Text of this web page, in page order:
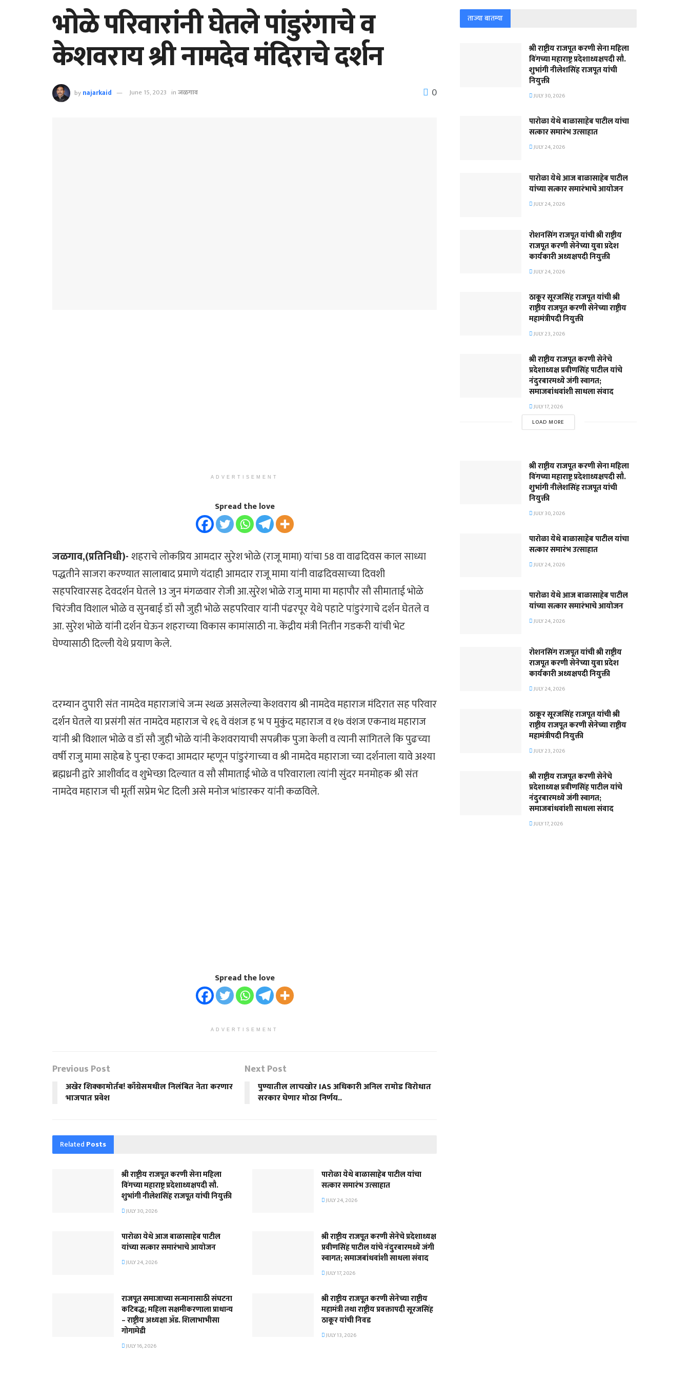
भोळे परिवारांनी घेतले पांडुरंगाचे व
केशवराय श्री नामदेव मंदिराचे दर्शन
bynajarkaid June 15, 2023 inजळगाव 0
ADVERTISEMENT
Spread the love
जळगाव,(प्रतिनिधी)-शहराचे लोकप्रिय आमदार सुरेश भोळे (राजू मामा) यांचा 58 वा वाढदिवस काल साध्या
पद्धतीने साजरा करण्यात सालाबाद प्रमाणे यंदाही आमदार राजू मामा यांनी वाढदिवसाच्या दिवशी
सहपरिवारसह देवदर्शन घेतले 13 जुन मंगळवार रोजी आ.सुरेश भोळे राजु मामा मा महापौर सौ सीमाताई भोळे
चिरंजीव विशाल भोळे व सुनबाई डॉ सौ जुही भोळे सहपरिवार यांनी पंढरपूर येथे पहाटे पांडुरंगाचे दर्शन घेतले व
आ. सुरेश भोळे यांनी दर्शन घेऊन शहराच्या विकास कामांसाठी ना. केंद्रीय मंत्री नितीन गडकरी यांची भेट
घेण्यासाठी दिल्ली येथे प्रयाण केले.
दरम्यान दुपारी संत नामदेव महाराजांचे जन्म स्थळ असलेल्या केशवराय श्री नामदेव महाराज मंदिरात सह परिवार
दर्शन घेतले या प्रसंगी संत नामदेव महाराज चे १६ वे वंशज ह भ प मुकुंद महाराज व १७ वंशज एकनाथ महाराज
यांनी श्री विशाल भोळे व डॉ सौ जुही भोळे यांनी केशवरायाची सपत्नीक पुजा केली व त्यानी सांगितले कि पुढच्या
वर्षी राजु मामा साहेब हे पुन्हा एकदा आमदार म्हणून पांडुरंगाच्या व श्री नामदेव महाराजा च्या दर्शनाला यावे अश्या
ब्रह्मध्रनी द्वारे आशीर्वाद व शुभेच्छा दिल्यात व सौ सीमाताई भोळे व परिवाराला त्यांनी सुंदर मनमोहक श्री संत
नामदेव महाराज ची मूर्ती सप्रेम भेट दिली असे मनोज भांडारकर यांनी कळविले.
Spread the love
ADVERTISEMENT
Previous Post
अखेर शिक्कामोर्तब! काँग्रेसमधील निलंबित नेता करणार
भाजपात प्रवेश
Next Post
पुण्यातील लाचखोर IAS अधिकारी अनिल रामोड विरोधात
सरकार घेणार मोठा निर्णय..
Related Posts
श्री राष्ट्रीय राजपूत करणी सेना महिला
विंगच्या महाराष्ट्र प्रदेशाध्यक्षपदी सौ.
शुभांगी नीलेशसिंह राजपूत यांची नियुक्ती
JULY 30, 2026
पारोळा येथे बाळासाहेब पाटील यांचा
सत्कार समारंभ उत्साहात
JULY 24, 2026
पारोळा येथे आज बाळासाहेब पाटील
यांच्या सत्कार समारंभाचे आयोजन
JULY 24, 2026
श्री राष्ट्रीय राजपूत करणी सेनेचे प्रदेशाध्यक्ष
प्रवीणसिंह पाटील यांचे नंदुरबारमध्ये जंगी
स्वागत; समाजबांधवांशी साधला संवाद
JULY 17, 2026
राजपूत समाजाच्या सन्मानासाठी संघटना
कटिबद्ध; महिला सक्षमीकरणाला प्राधान्य
– राष्ट्रीय अध्यक्षा ॲड. शिलाभाभीसा
गोगामेडी
JULY 16, 2026
श्री राष्ट्रीय राजपूत करणी सेनेच्या राष्ट्रीय
महामंत्री तथा राष्ट्रीय प्रवक्तापदी सूरजसिंह
ठाकूर यांची निवड
JULY 13, 2026
ताज्या बातम्या
श्री राष्ट्रीय राजपूत करणी सेना महिला
विंगच्या महाराष्ट्र प्रदेशाध्यक्षपदी सौ.
शुभांगी नीलेशसिंह राजपूत यांची
नियुक्ती
JULY 30, 2026
पारोळा येथे बाळासाहेब पाटील यांचा
सत्कार समारंभ उत्साहात
JULY 24, 2026
पारोळा येथे आज बाळासाहेब पाटील
यांच्या सत्कार समारंभाचे आयोजन
JULY 24, 2026
रोशनसिंग राजपूत यांची श्री राष्ट्रीय
राजपूत करणी सेनेच्या युवा प्रदेश
कार्यकारी अध्यक्षपदी नियुक्ती
JULY 24, 2026
ठाकूर सूरजसिंह राजपूत यांची श्री
राष्ट्रीय राजपूत करणी सेनेच्या राष्ट्रीय
महामंत्रीपदी नियुक्ती
JULY 23, 2026
श्री राष्ट्रीय राजपूत करणी सेनेचे
प्रदेशाध्यक्ष प्रवीणसिंह पाटील यांचे
नंदुरबारमध्ये जंगी स्वागत;
समाजबांधवांशी साधला संवाद
JULY 17, 2026
LOAD MORE
श्री राष्ट्रीय राजपूत करणी सेना महिला
विंगच्या महाराष्ट्र प्रदेशाध्यक्षपदी सौ.
शुभांगी नीलेशसिंह राजपूत यांची
नियुक्ती
JULY 30, 2026
पारोळा येथे बाळासाहेब पाटील यांचा
सत्कार समारंभ उत्साहात
JULY 24, 2026
पारोळा येथे आज बाळासाहेब पाटील
यांच्या सत्कार समारंभाचे आयोजन
JULY 24, 2026
रोशनसिंग राजपूत यांची श्री राष्ट्रीय
राजपूत करणी सेनेच्या युवा प्रदेश
कार्यकारी अध्यक्षपदी नियुक्ती
JULY 24, 2026
ठाकूर सूरजसिंह राजपूत यांची श्री
राष्ट्रीय राजपूत करणी सेनेच्या राष्ट्रीय
महामंत्रीपदी नियुक्ती
JULY 23, 2026
श्री राष्ट्रीय राजपूत करणी सेनेचे
प्रदेशाध्यक्ष प्रवीणसिंह पाटील यांचे
नंदुरबारमध्ये जंगी स्वागत;
समाजबांधवांशी साधला संवाद
JULY 17, 2026